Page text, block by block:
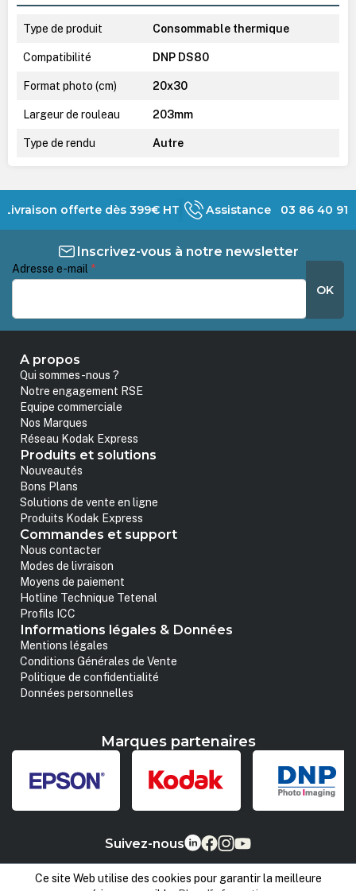
Type de produit Consommable thermique
Compatibilité DNP DS80
Format photo (cm) 20x30
Largeur de rouleau 203mm
Type de rendu Autre
Livraison offerte dès 399€ HT Assistance 03 86 40 91
Inscrivez-vous à notre newsletter
Adresse e-mail *
OK
A propos
Qui sommes-nous ?
Notre engagement RSE
Equipe commerciale
Nos Marques
Réseau Kodak Express
Produits et solutions
Nouveautés
Bons Plans
Solutions de vente en ligne
Produits Kodak Express
Commandes et support
Nous contacter
Modes de livraison
Moyens de paiement
Hotline Technique Tetenal
Profils ICC
Informations légales & Données
Mentions légales
Conditions Générales de Vente
Politique de confidentialité
Données personnelles
Marques partenaires
Suivez-nous
Ce site Web utilise des cookies pour garantir la meilleure